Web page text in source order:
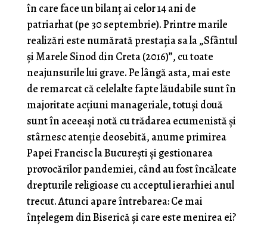
în care face un bilanț ai celor 14 ani de
patriarhat (pe 30 septembrie). Printre marile
realizări este numărată prestația sa la „Sfântul
și Marele Sinod din Creta (2016)”, cu toate
neajunsurile lui grave. Pe lângă asta, mai este
de remarcat că celelalte fapte lăudabile sunt în
majoritate acțiuni manageriale, totuși două
sunt în aceeași notă cu trădarea ecumenistă și
stârnesc atenție deosebită, anume primirea
Papei Francisc la București și gestionarea
provocărilor pandemiei, când au fost încălcate
drepturile religioase cu acceptul ierarhiei anul
trecut. Atunci apare întrebarea: Ce mai
înțelegem din Biserică și care este menirea ei?